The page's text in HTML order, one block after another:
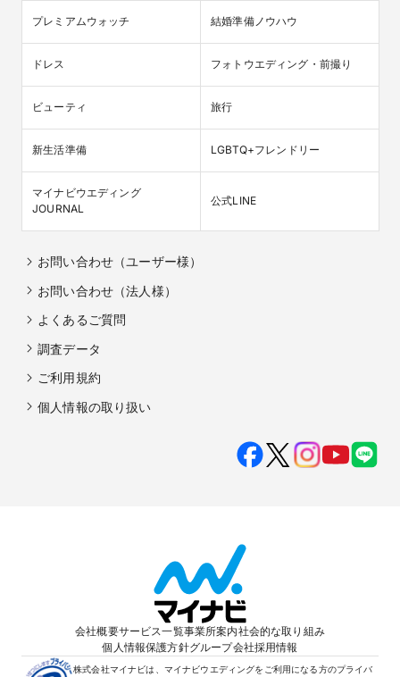
プレミアムウォッチ 結婚準備ノウハウ
ドレス フォトウエディング・前撮り
ビューティ 旅行
新生活準備 LGBTQ+フレンドリー
マイナビウエディング
JOURNAL
公式LINE
お問い合わせ（ユーザー様）
お問い合わせ（法人様）
よくあるご質問
調査データ
ご利用規約
個人情報の取り扱い
会社概要サービス一覧事業所案内社会的な取り組み
個人情報保護方針グループ会社採用情報
株式会社マイナビは、マイナビウエディングをご利用になる方のプライバ